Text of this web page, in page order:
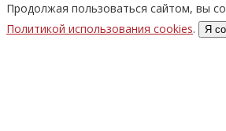
Продолжая пользоваться сайтом, вы
Политикой использования cookies. Я